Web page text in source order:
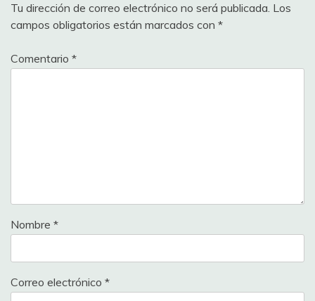
Tu dirección de correo electrónico no será publicada. Los
campos obligatorios están marcados con *
Comentario *
Nombre *
Correo electrónico *